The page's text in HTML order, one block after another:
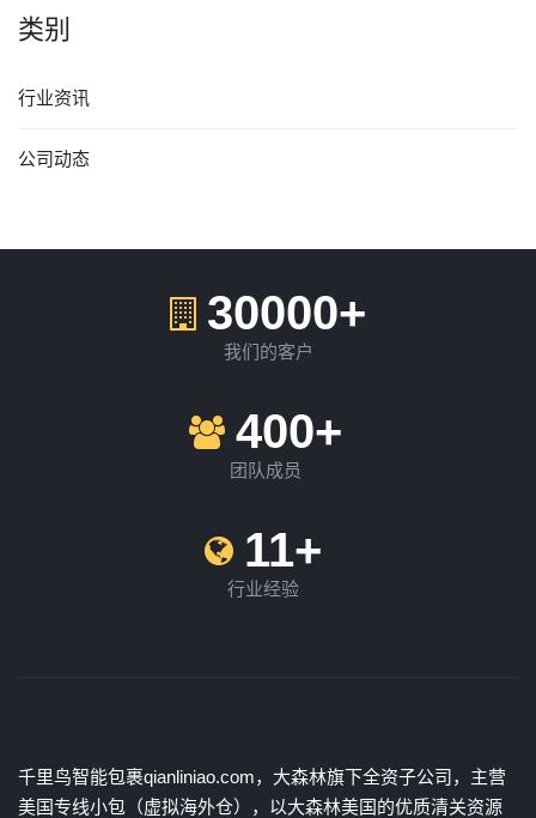
类别
行业资讯
公司动态
30000+
我们的客户
400+
团队成员
11+
行业经验
千里鸟智能包裹qianliniao.com，大森林旗下全资子公司，主营
美国专线小包（虚拟海外仓），以大森林美国的优质清关资源